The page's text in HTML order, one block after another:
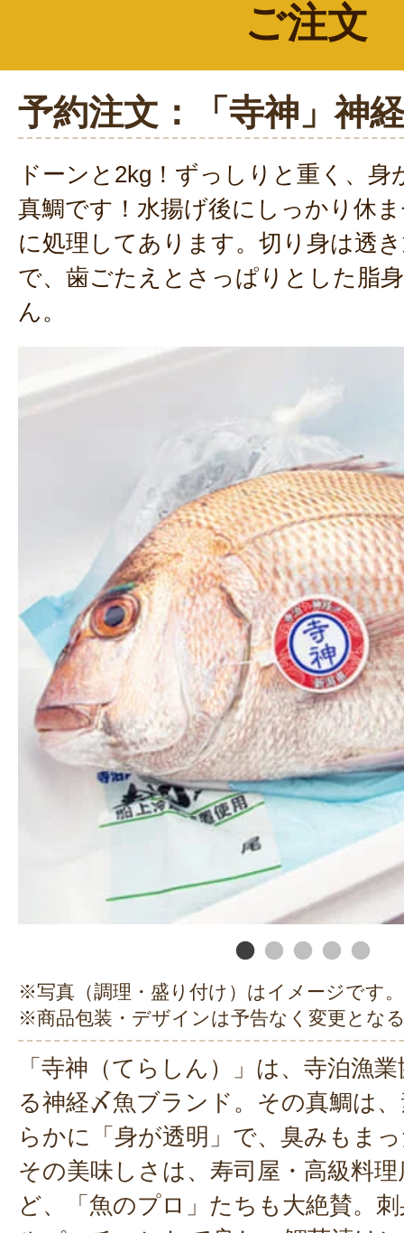
ご注文
予約注文：「寺神」神
ドーンと2kg！ずっしりと重く、身
真鯛です！水揚げ後にしっかり休
に処理してあります。切り身は透
で、歯ごたえとさっぱりとした脂
ん。
※写真（調理・盛り付け）はイメージです。
※商品包装・デザインは予告なく変更とな
「寺神（てらしん）」は、寺泊漁
る神経〆魚ブランド。その真鯛は
らかに「身が透明」で、臭みもま
その美味しさは、寿司屋・高級料
ど、「魚のプロ」たちも大絶賛。